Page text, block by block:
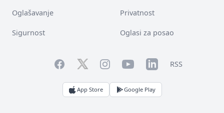
Oglašavanje Privatnost
Sigurnost Oglasi za posao
FacebookTwitterInstagramYouTubeLinkedInRSS
App Store Google Play